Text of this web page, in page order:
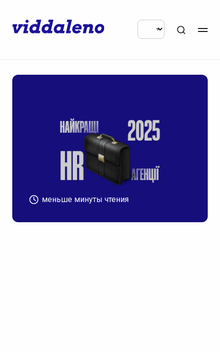
меньше минуты чтения